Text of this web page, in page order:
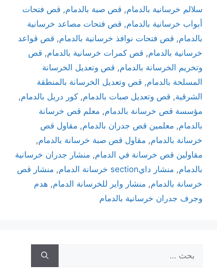
سلالم خرسانية بالدمام, قص صبة بالدمام, قص فتحات
أبواب خرسانية بالدمام, قص فتحات مصاعد خرسانية
بالدمام, قص فتحات نوافذ خرسانية بالدمام, قص قواعد
خرسانية بالدمام, قص كمرات خرسانية بالدمام, قص
وتخريم الخرسانة بالدمام, قص وتعديل الخرسانة
المسلحة بالدمام, قص وتعديل الخرسانة بالمنطقة
الشرقية, قص وتعديل صبات بالدمام, كور دريل بالدمام,
مؤسسة قص خرسانة بالدمام, معلم قص خرسانة
بالدمام, معلمين قص جدران بالدمام, مقاول قص
خرسانة بالدمام, مقاول قص صبة خرسانة بالدمام,
مقاولين قص خرسانة في الدمام, منشار جدران خرسانية
بالدمام, منشار دايsection خرسانة الدمام , منشار قص
خرسانة بالدمام, منشار واير للخرسانة الدمام, هدم
وجرف جدران خرسانية بالدمام